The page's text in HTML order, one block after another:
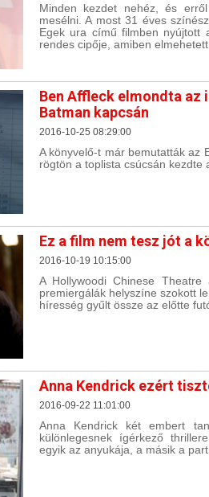
Minden kezdet nehéz, és
mesélni. A most 31 éves
Egek ura című filmben nyújtott
rendes cipője, amiben
Ben Affleck elmondta az
Batman kapcsán
2016-10-25 08:29:00
A könyvelő-t már bemutatták az
rögtön a toplista csúcsán kezdte
Ez a film nem tesz jót a
2016-10-19 10:15:00
A Hollywoodi Chinese Theatre
premiergálák helyszíne szokott
híresség gyűlt össze az előtte
Anna Kendrick ezért
2016-09-22 11:01:00
Anna Kendrick két embert
különlegesnek ígérkező
egyik az anyukája, a másik a